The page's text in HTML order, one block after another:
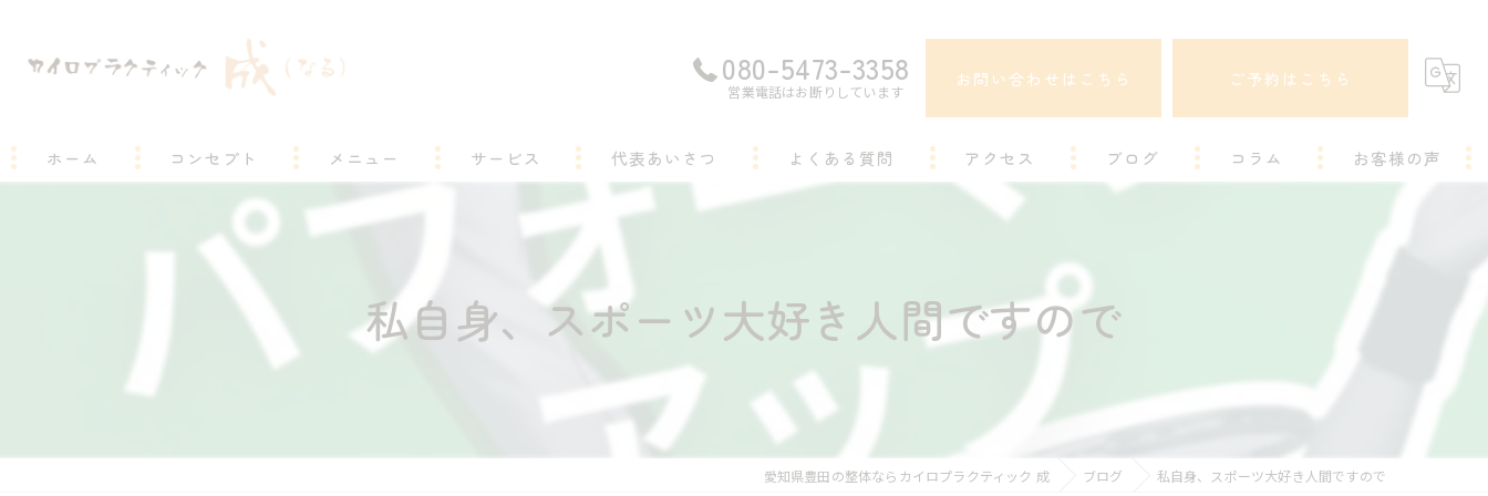
080-5473-3358
営業電話はお断りしています
お問い合わせはこちら ご予約はこちら
ホーム コンセプト メニュー サービス 代表あいさつ よくある質問 アクセス ブログ コラム お客様の声
私自身、スポーツ大好き人間ですので
愛知県豊田の整体ならカイロプラクティック 成 ブログ 私自身、スポーツ大好き人間ですので